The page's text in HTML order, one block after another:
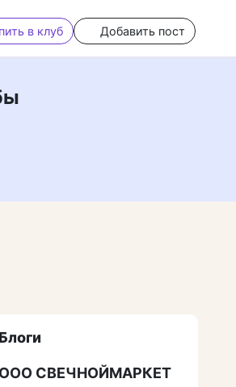
в клуб Добавить пост
Блоги
ООО СВЕЧНОЙМАРКЕТ